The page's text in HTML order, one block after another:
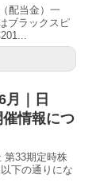
配当金）一
ブラックスピ
月｜日
情報につ
第33期定時株
下の通りにな